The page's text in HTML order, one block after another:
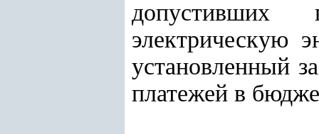
допустивших
электрическую
установленный
платежей в